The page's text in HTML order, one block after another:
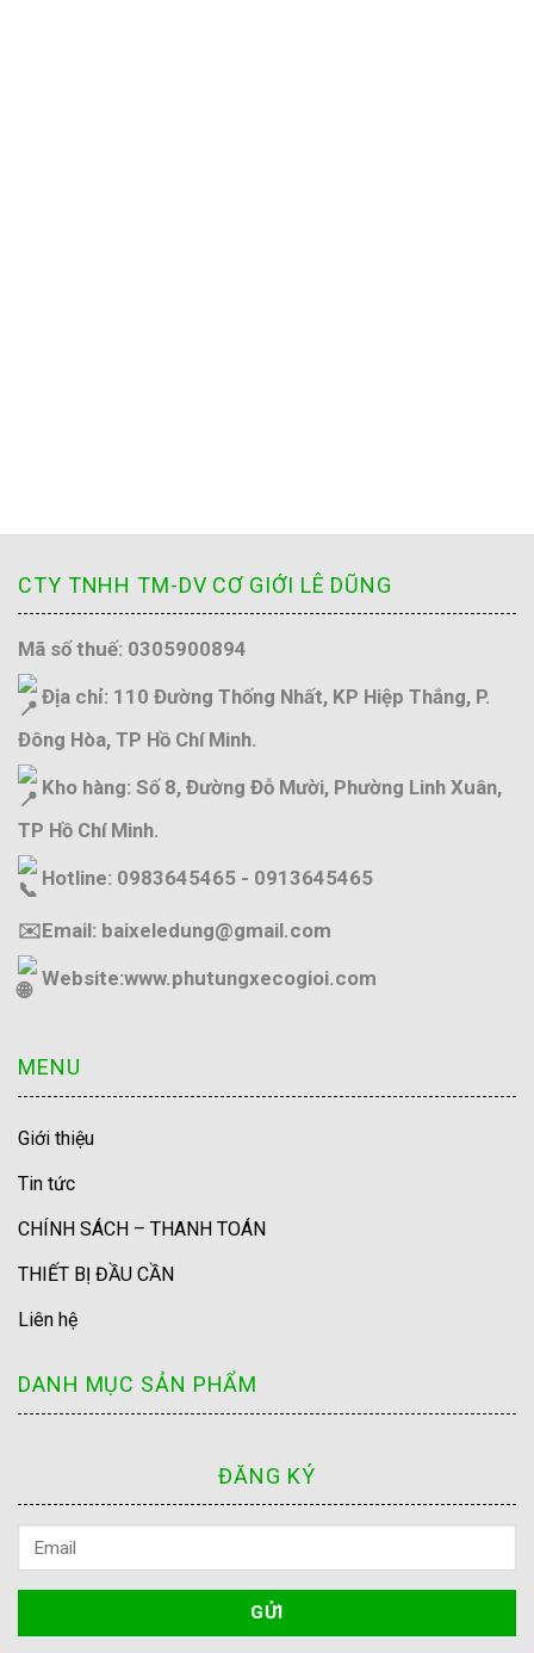
CTY TNHH TM-DV CƠ GIỚI LÊ DŨNG
Mã số thuế: 0305900894
Địa chỉ: 110 Đường Thống Nhất, KP Hiệp Thắng, P.
Đông Hòa, TP Hồ Chí Minh.
Kho hàng: Số 8, Đường Đỗ Mười, Phường Linh Xuân,
TP Hồ Chí Minh.
Hotline: 0983645465 - 0913645465
✉️Email: baixeledung@gmail.com
Website:www.phutungxecogioi.com
MENU
Giới thiệu
Tin tức
CHÍNH SÁCH – THANH TOÁN
THIẾT BỊ ĐẦU CẦN
Liên hệ
DANH MỤC SẢN PHẨM
ĐĂNG KÝ